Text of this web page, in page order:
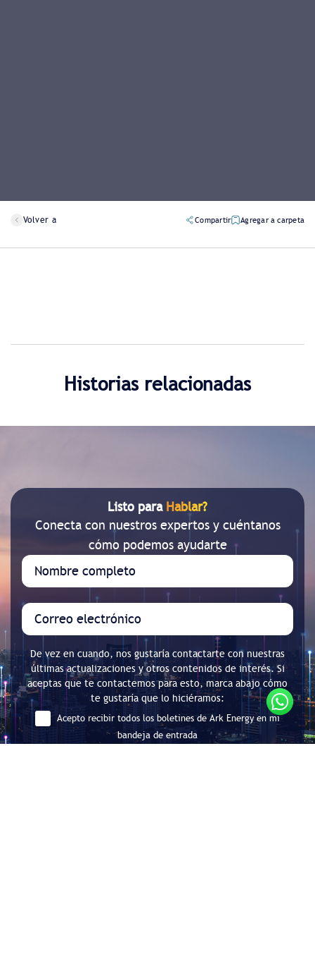
Volver a Compartir Agregar a carpeta
Historias relacionadas
Listo para Hablar?
Conecta con nuestros expertos y cuéntanos
cómo podemos ayudarte
De vez en cuando, nos gustaría contactarte con nuestras
últimas actualizaciones y otros contenidos de interés. Si
aceptas que te contactemos para esto, marca abajo cómo
te gustaría que lo hiciéramos:
Acepto recibir todos los boletines de Ark Energy en mi
bandeja de entrada